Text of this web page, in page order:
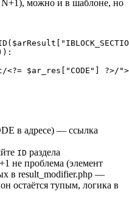
N+1), можно и в шаблоне, но
<?= $ar_res["CODE"] ?>/
в адресе) — ссылка
ID раздела
не проблема (элемент
в result_modifier.php —
остаётся тупым, логика в